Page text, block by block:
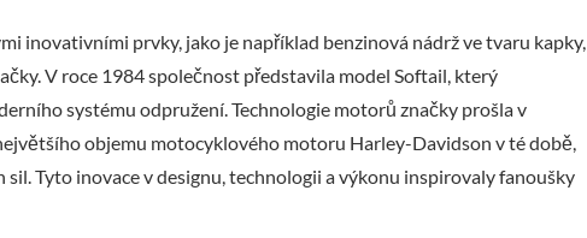
inovativními prvky, jako je například benzinová nádrž ve tvaru kapky,
V roce 1984 společnost představila model Softail, který
systému odpružení. Technologie motorů značky prošla v
objemu motocyklového motoru Harley-Davidson v té době,
Tyto inovace v designu, technologii a výkonu inspirovaly fanoušky